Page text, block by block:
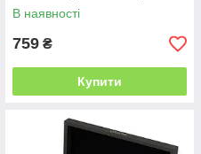
В наявності
759 ₴
Купити